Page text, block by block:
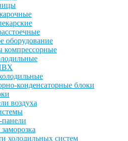
оборудование
компрессорные
конденсаторные блоки
воздуха
холодильных систем